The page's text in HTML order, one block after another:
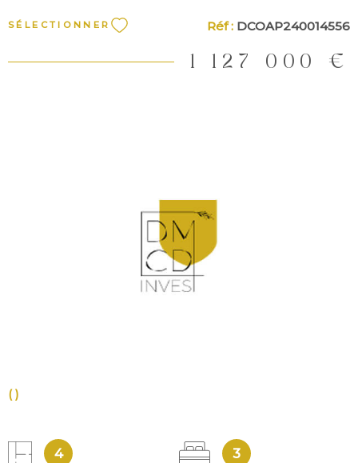
SÉLECTIONNER Réf : DCOAP240014556
1 127 000 €
()
4 3
VOIR LE BIEN